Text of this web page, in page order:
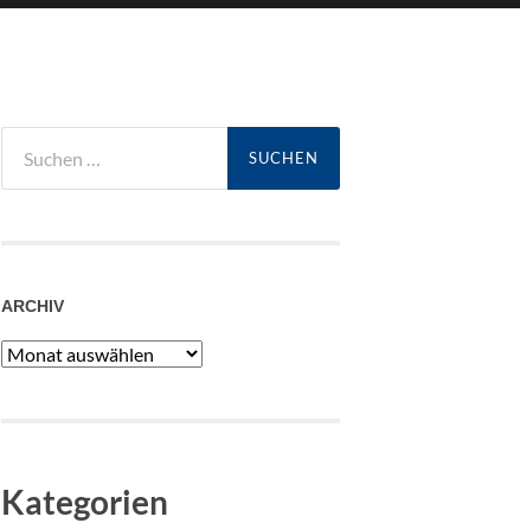
nach:
ARCHIV
Archiv
Kategorien